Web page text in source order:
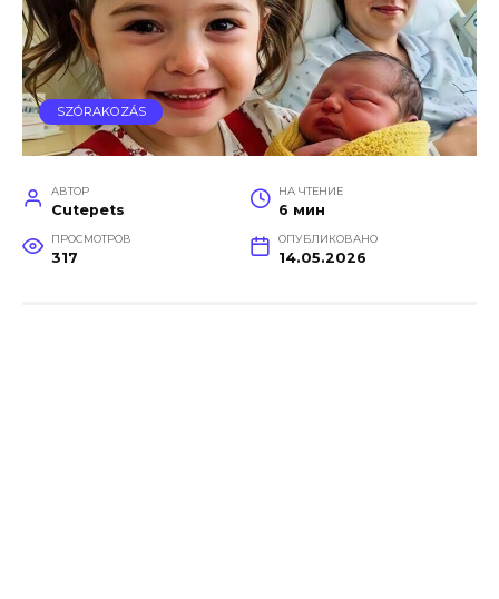
SZÓRAKOZÁS
АВТОР
Cutepets
НА ЧТЕНИЕ
6 мин
ПРОСМОТРОВ
317
ОПУБЛИКОВАНО
14.05.2026